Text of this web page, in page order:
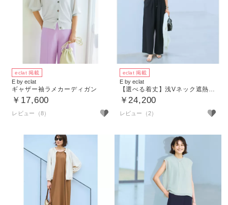
eclat 掲載
E by eclat
ギャザー袖ラメカーディガン
￥17,600
レビュー（8）
eclat 掲載
E by eclat
￥24,200
レビュー（2）